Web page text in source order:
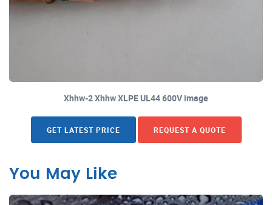
Xhhw-2 Xhhw XLPE UL44 600V image
GET LATEST PRICE REQUEST A QUOTE
You May Like